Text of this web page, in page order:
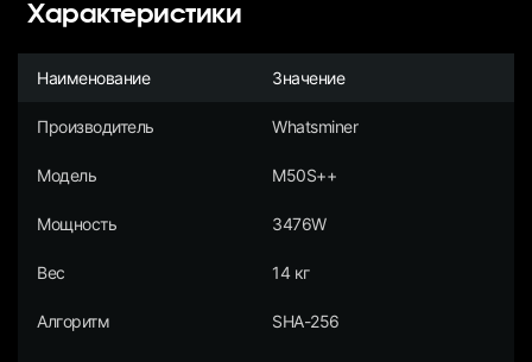
Характеристики
Наименование Значение
Производитель Whatsminer
Модель M50S++
Мощность 3476W
Вес 14 кг
Алгоритм SHA-256